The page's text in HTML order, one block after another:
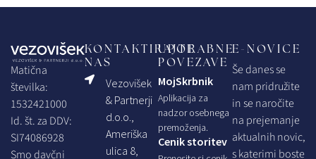
Matična
številka:
1532421000
Id. št. za DDV:
SI74086928
Smo davčni
KONTAKTIRAJTE
NAS
Vezovišek
& Partnerji
d.o.o.,
Ameriška
ulica 8,
UPORABNE
POVEZAVE
MojSkrbnik
Aplikacija za
nadzor osebnega
premoženja.
Cenik storitev
E-NOVICE
Še danes se
nam pridružite
in se naročite
na prejemanje
aktualnih novic,
s katerimi boste